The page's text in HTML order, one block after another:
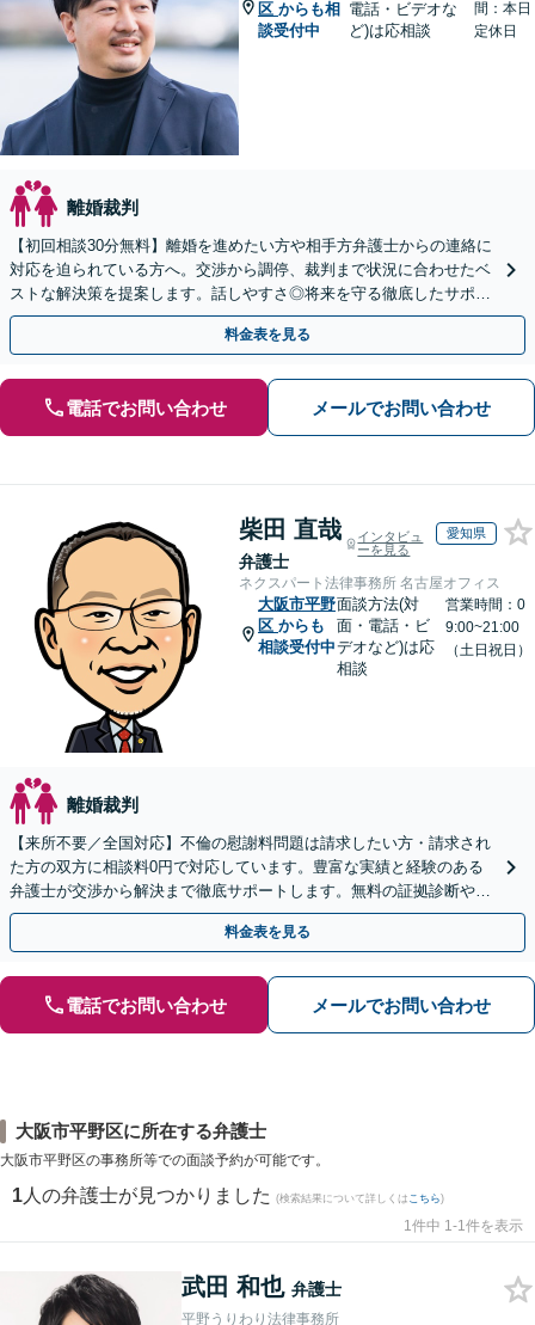
区 からも相
談受付中
電話・ビデオな
ど)は応相談
間：本日
定休日
離婚裁判
【初回相談30分無料】離婚を進めたい方や相手方弁護士からの連絡に
対応を迫られている方へ。交渉から調停、裁判まで状況に合わせたベ
ストな解決策を提案します。話しやすさ◎将来を守る徹底したサポー
トをいたします【滋賀県・大阪府・京都府対応】
料金表を見る
電話でお問い合わせ メールでお問い合わせ
柴田 直哉
弁護士
インタビュ
ーを見る
愛知県
ネクスパート法律事務所 名古屋オフィス
大阪市平野
区 からも
相談受付中
面談方法(対
面・電話・ビ
デオなど)は応
相談
営業時間：0
9:00~21:00
（土日祝日）
離婚裁判
【来所不要／全国対応】不倫の慰謝料問題は請求したい方・請求され
た方の双方に相談料0円で対応しています。豊富な実績と経験のある
弁護士が交渉から解決まで徹底サポートします。無料の証拠診断や着
手金の返還保証もありますので安心してご相談ください。
料金表を見る
電話でお問い合わせ メールでお問い合わせ
大阪市平野区に所在する弁護士
大阪市平野区の事務所等での面談予約が可能です。
1 人の弁護士が見つかりました (検索結果について詳しくは こちら)
1件中 1-1件を表示
武田 和也 弁護士
平野うりわり法律事務所